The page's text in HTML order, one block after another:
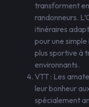
transforment
randonneurs.
itinéraires
pour une
plus sportive à
environnants.
VTT : Les
leur bonheur
spécialement